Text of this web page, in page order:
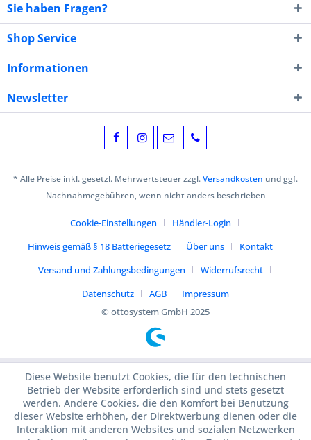
Sie haben Fragen?
Shop Service
Informationen
Newsletter
* Alle Preise inkl. gesetzl. Mehrwertsteuer zzgl.Versandkosten und ggf.
Nachnahmegebühren, wenn nicht anders beschrieben
Cookie-Einstellungen
Händler-Login
Hinweis gemäß § 18 Batteriegesetz
Über uns
Kontakt
Versand und Zahlungsbedingungen
Widerrufsrecht
Datenschutz
AGB
Impressum
© ottosystem GmbH 2025
Diese Website benutzt Cookies, die für den technischen
Betrieb der Website erforderlich sind und stets gesetzt
werden. Andere Cookies, die den Komfort bei Benutzung
dieser Website erhöhen, der Direktwerbung dienen oder die
Interaktion mit anderen Websites und sozialen Netzwerken